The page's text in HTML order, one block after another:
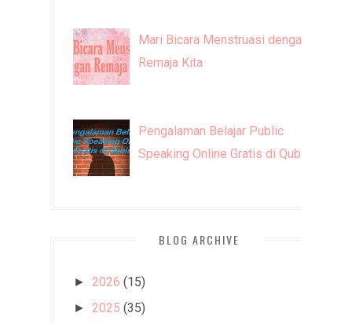
Mari Bicara Menstruasi dengan
Remaja Kita
Pengalaman Belajar Public
Speaking Online Gratis di Qubisa
BLOG ARCHIVE
► 2026 (15)
► 2025 (35)